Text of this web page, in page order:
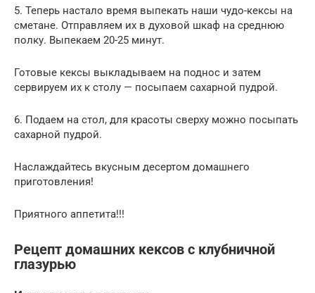
5. Теперь настало время выпекать наши чудо-кексы на
сметане. Отправляем их в духовой шкаф на среднюю
полку. Выпекаем 20-25 минут.
Готовые кексы выкладываем на поднос и затем
сервируем их к столу — посыпаем сахарной пудрой.
6. Подаем на стол, для красоты сверху можно посыпать
сахарной пудрой.
Наслаждайтесь вкусным десертом домашнего
приготовления!
Приятного аппетита!!!
Рецепт домашних кексов с клубничной
глазурью